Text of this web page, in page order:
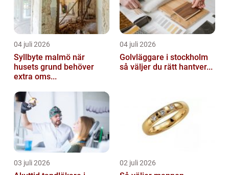
04 juli 2026
Syllbyte malmö när
husets grund behöver
extra oms...
04 juli 2026
Golvläggare i stockholm
så väljer du rätt hantver...
03 juli 2026 02 juli 2026